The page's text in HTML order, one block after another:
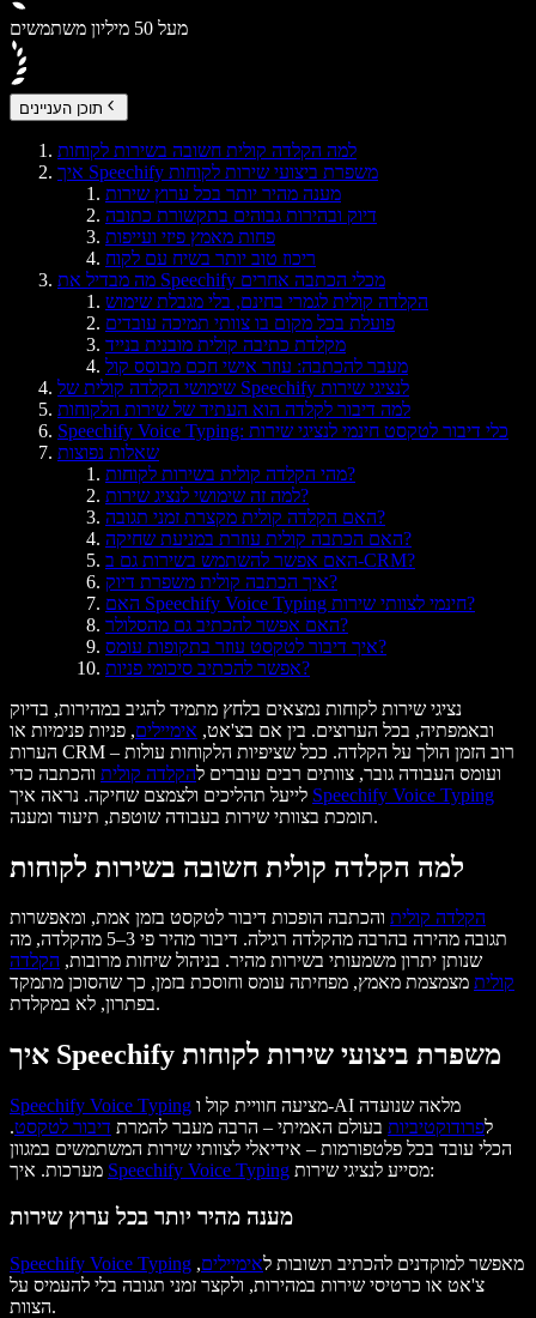
מעל 50 מיליון משתמשים
תוכן העניינים
למה הקלדה קולית חשובה בשירות לקוחות
איך Speechify משפרת ביצועי שירות לקוחות
מענה מהיר יותר בכל ערוץ שירות
דיוק ובהירות גבוהים בתקשורת כתובה
פחות מאמץ פיזי ועייפות
ריכוז טוב יותר בשיח עם לקוח
מה מבדיל את Speechify מכלי הכתבה אחרים
הקלדה קולית לגמרי בחינם, בלי מגבלת שימוש
פועלת בכל מקום בו צוותי תמיכה עובדים
מקלדת כתיבה קולית מובנית בנייד
מעבר להכתבה: עוזר אישי חכם מבוסס קול
שימושי הקלדה קולית של Speechify לנציגי שירות
למה דיבור לקלדה הוא העתיד של שירות הלקוחות
Speechify Voice Typing: כלי דיבור לטקסט חינמי לנציגי שירות
שאלות נפוצות
מהי הקלדה קולית בשירות לקוחות?
למה זה שימושי לנציג שירות?
האם הקלדה קולית מקצרת זמני תגובה?
האם הכתבה קולית עוזרת במניעת שחיקה?
האם אפשר להשתמש בשירות גם ב-CRM?
איך הכתבה קולית משפרת דיוק?
האם Speechify Voice Typing חינמי לצוותי שירות?
האם אפשר להכתיב גם מהסלולר?
איך דיבור לטקסט עוזר בתקופות עומס?
אפשר להכתיב סיכומי פניות?
נציגי שירות לקוחות נמצאים בלחץ מתמיד להגיב במהירות, בדיוק
ובאמפתיה, בכל הערוצים. בין אם בצ'אט, אימיילים, פניות פנימיות או
הערות CRM – רוב הזמן הולך על הקלדה. ככל שציפיות הלקוחות עולות
ועומס העבודה גובר, צוותים רבים עוברים להקלדה קולית והכתבה כדי
Speechify Voice Typing
תומכת בצוותי שירות בעבודה שוטפת, תיעוד ומענה.
למה הקלדה קולית חשובה בשירות לקוחות
הקלדה קולית והכתבה הופכות דיבור לטקסט בזמן אמת, ומאפשרות
תגובה מהירה בהרבה מהקלדה רגילה. דיבור מהיר פי 3–5 מהקלדה, מה
שנותן יתרון משמעותי בשירות מהיר. בניהול שיחות מרובות, הקלדה
קולית מצמצמת מאמץ, מפחיתה עומס וחוסכת בזמן, כך שהסוכן מתמקד
בפתרון, לא במקלדת.
איך Speechify משפרת ביצועי שירות לקוחות
Speechify Voice Typing
לפרודוקטיביות בעולם האמיתי – הרבה מעבר להמרת דיבור לטקסט.
הכלי עובד בכל פלטפורמות – אידיאלי לצוותי שירות המשתמשים במגוון
Speechify Voice Typing מסייע לנציגי שירות:
מענה מהיר יותר בכל ערוץ שירות
Speechify Voice Typing מאפשר למוקדנים להכתיב תשובות לאימיילים,
צ'אט או כרטיסי שירות במהירות, ולקצר זמני תגובה בלי להעמיס על
הצוות.